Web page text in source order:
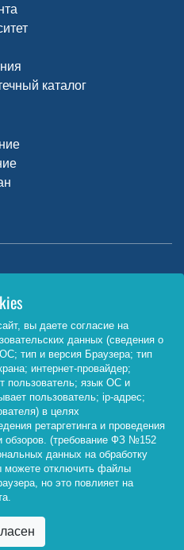
каталог
образования РФ
РФ
образование»
государственный
вы даете согласие на
данных (сведения о
тип и версия Браузера; тип
интернет-провайдер;
пользователь; язык ОС и
пользователь; ip-адрес;
в целях
ретаргетинга и проведения
обзоров. (требование ФЗ №152
данных на обработку
можете отключить файлы
но это повлияет на